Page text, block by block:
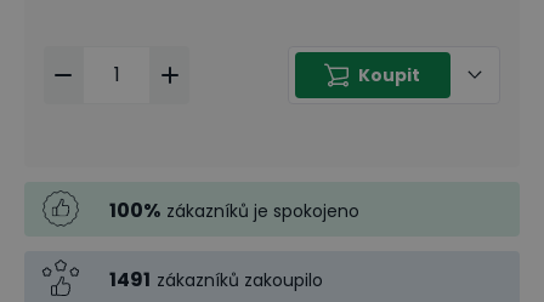
Koupit
100% zákazníků je spokojeno
1491 zákazníků zakoupilo